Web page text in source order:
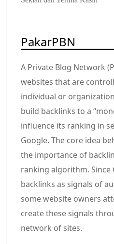
PakarPBN
A Private Blog Network
websites that are
individual or
build backlinks to a
influence its ranking in
Google. The core idea
the importance of
ranking algorithm. Since
backlinks as signals of
some website owners
create these signals
network of sites.